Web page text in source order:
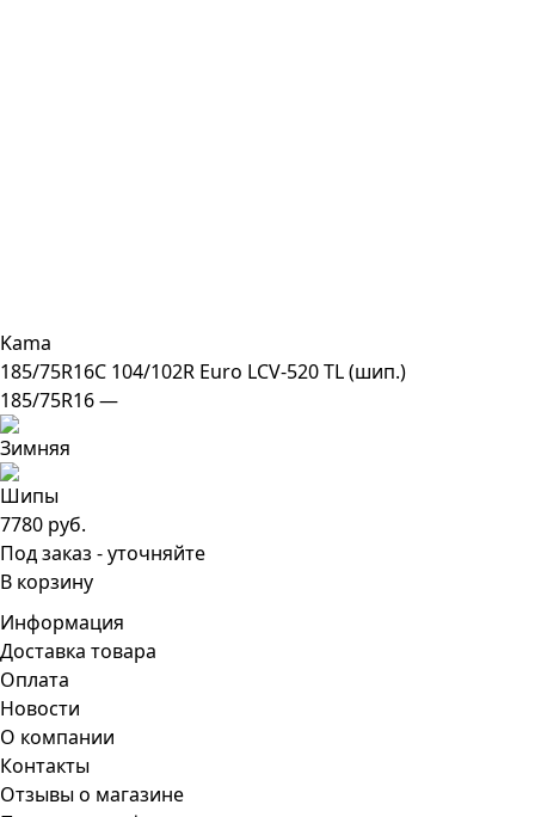
Kama
185/75R16C 104/102R Euro LCV-520 TL (шип.)
185/75R16 —
7780 руб.
Под заказ - уточняйте
В корзину
Информация
Доставка товара
Оплата
Новости
О компании
Контакты
Отзывы о магазине